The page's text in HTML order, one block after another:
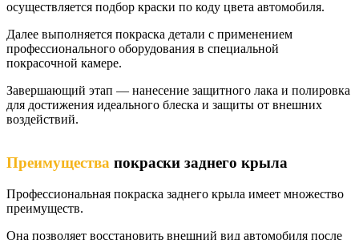
осуществляется подбор краски по коду цвета автомобиля.
Далее выполняется покраска детали с применением
профессионального оборудования в специальной
покрасочной камере.
Завершающий этап — нанесение защитного лака и полировка
для достижения идеального блеска и защиты от внешних
воздействий.
Преимущества покраски заднего крыла
Профессиональная покраска заднего крыла имеет множество
преимуществ.
Она позволяет восстановить внешний вид автомобиля после